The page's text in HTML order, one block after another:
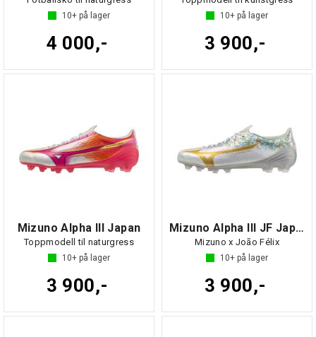
10+ på lager
4 000,-
10+ på lager
3 900,-
Mizuno Alpha III Japan
Toppmodell til naturgress
10+ på lager
3 900,-
Mizuno Alpha III JF Japan
Mizuno x João Félix
10+ på lager
3 900,-